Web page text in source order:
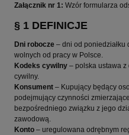
Załącznik nr 1: Wzór formularza
§ 1 DEFINICJE
Dni robocze – dni od poniedziałku
wolnych od pracy w Polsce.
Kodeks cywilny – polska ustawa
cywilny.
Konsument – Kupujący będący
podejmujący czynności
bezpośredniego związku z jego
zawodową.
Konto – uregulowana odrębnym